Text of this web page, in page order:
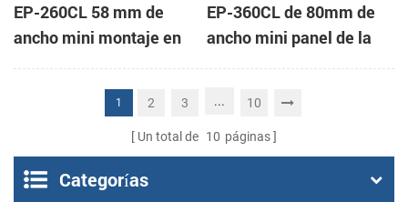
EP-260CL 58 mm de
ancho mini montaje en
panel de la impresora
térmica con auto-
EP-360CL de 80mm de
ancho mini panel de la
impresora térmica con
1 2 3 ... 10
Un total de 10 páginas
Categorías